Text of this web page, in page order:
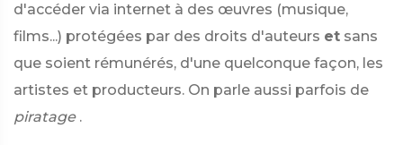
d'accéder via internet à des œuvres (musique,
films...) protégées par des droits d'auteurs et sans
que soient rémunérés, d'une quelconque façon, les
artistes et producteurs. On parle aussi parfois de
piratage .